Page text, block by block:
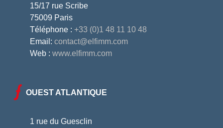
15/17 rue Scribe
75009 Paris
Téléphone : +33 (0)1 48 11 10 48
Email: contact@elfimm.com
Web : www.elfimm.com
OUEST ATLANTIQUE
1 rue du Guesclin